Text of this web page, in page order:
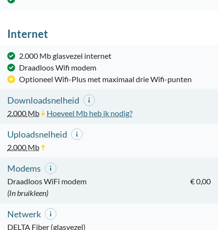
Internet
2.000 Mb glasvezel internet
Draadloos Wifi modem
Optioneel Wifi-Plus met maximaal drie Wifi-punten
Downloadsnelheid
2.000 Mb Hoeveel Mb heb ik nodig?
Uploadsnelheid
2.000 Mb
Modems
Draadloos WiFi modem
€ 0,00
(In bruikleen)
Netwerk
DELTA Fiber (glasvezel)